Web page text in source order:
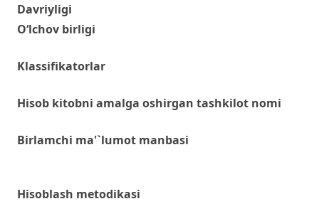
Davriyligi
O‘lchov birligi
Klassifikatorlar
Hisob kitobni amalga oshirgan tashkilot nomi
Birlamchi ma'`lumot manbasi
Hisoblash metodikasi